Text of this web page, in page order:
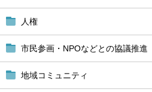
人権
市民参画・NPOなどとの協議推進
地域コミュニティ